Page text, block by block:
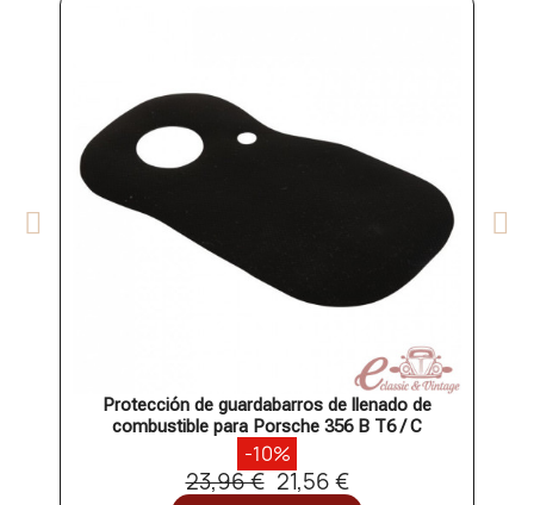
Protección de guardabarros de llenado de
combustible para Porsche 356 B T6 / C
-10%
23,96 € 21,56 €